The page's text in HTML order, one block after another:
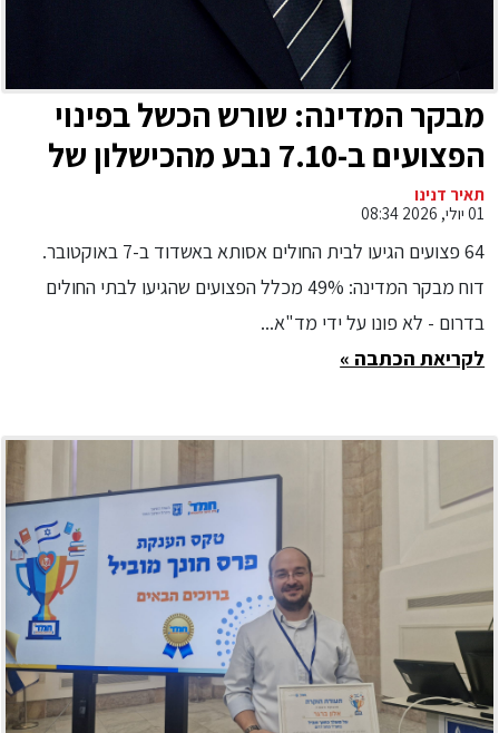
מבקר המדינה: שורש הכשל בפינוי
הפצועים ב-7.10 נבע מהכישלון של
צה"ל בהגנה על יישובי הדרום כשלים
בפינוי וויסות הפצועים הגבירו את
העומס
תאיר דנינו
01 יולי, 2026 08:34
64 פצועים הגיעו לבית החולים אסותא באשדוד ב-7 באוקטובר.
דוח מבקר המדינה: 49% מכלל הפצועים שהגיעו לבתי החולים
בדרום - לא פונו על ידי מד"א...
לקריאת הכתבה »